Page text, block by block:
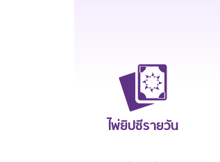
ไพ่ยิปซีรายวัน